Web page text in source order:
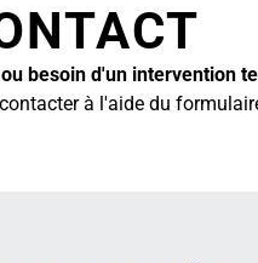
besoin d'un intervention
à l'aide du